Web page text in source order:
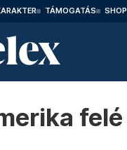
TÁMOGATÁS SHOP
felé